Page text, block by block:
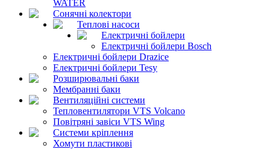
WATER
Сонячні колектори
Теплові насоси
Електричні бойлери
Електричні бойлери Bosch
Електричні бойлери Drazice
Електричні бойлери Tesy
Розширювальні баки
Мембранні баки
Вентиляційні системи
Тепловентилятори VTS Volcano
Повітряні завіси VTS Wing
Системи кріплення
Хомути пластикові